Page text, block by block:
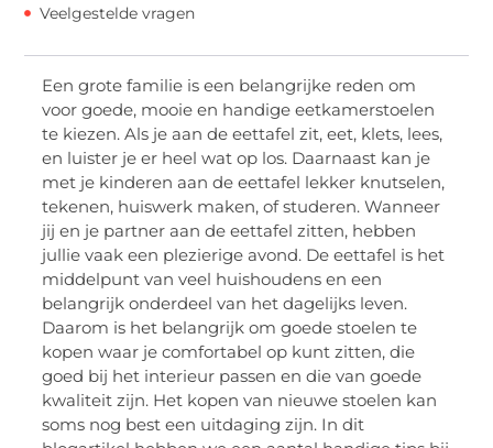
Veelgestelde vragen
Een grote familie is een belangrijke reden om
voor goede, mooie en handige eetkamerstoelen
te kiezen. Als je aan de eettafel zit, eet, klets, lees,
en luister je er heel wat op los. Daarnaast kan je
met je kinderen aan de eettafel lekker knutselen,
tekenen, huiswerk maken, of studeren. Wanneer
jij en je partner aan de eettafel zitten, hebben
jullie vaak een plezierige avond. De eettafel is het
middelpunt van veel huishoudens en een
belangrijk onderdeel van het dagelijks leven.
Daarom is het belangrijk om goede stoelen te
kopen waar je comfortabel op kunt zitten, die
goed bij het interieur passen en die van goede
kwaliteit zijn. Het kopen van nieuwe stoelen kan
soms nog best een uitdaging zijn. In dit